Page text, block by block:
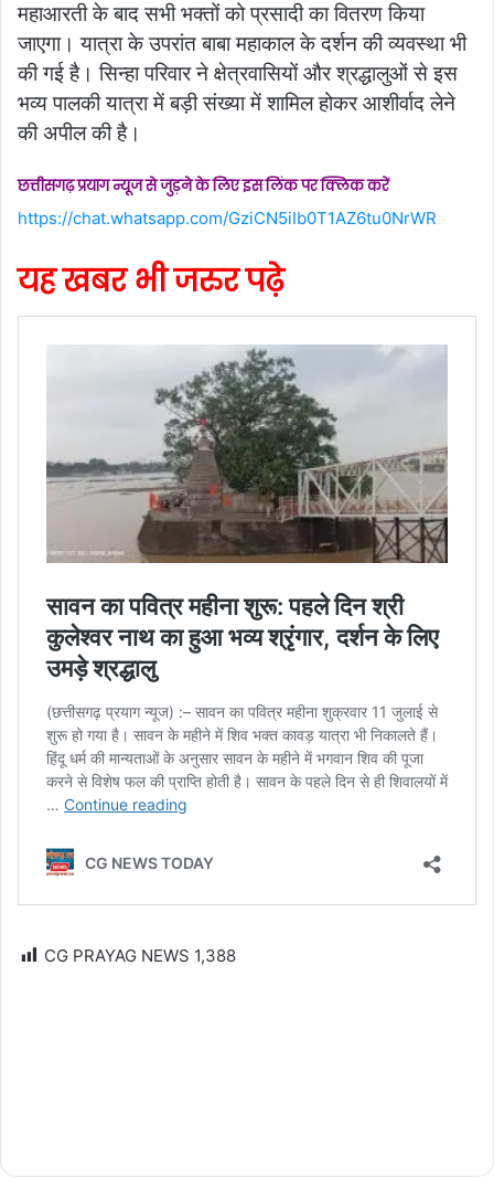
महाआरती के बाद सभी भक्तों को प्रसादी का वितरण किया
जाएगा। यात्रा के उपरांत बाबा महाकाल के दर्शन की व्यवस्था भी
की गई है। सिन्हा परिवार ने क्षेत्रवासियों और श्रद्धालुओं से इस
भव्य पालकी यात्रा में बड़ी संख्या में शामिल होकर आशीर्वाद लेने
की अपील की है।
छत्तीसगढ़ प्रयाग न्यूज से जुड़ने के लिए इस लिंक पर क्लिक करें
https://chat.whatsapp.com/GziCN5iIb0T1AZ6tu0NrWR
यह खबर भी जरुर पढ़े
CG PRAYAG NEWS 1,388